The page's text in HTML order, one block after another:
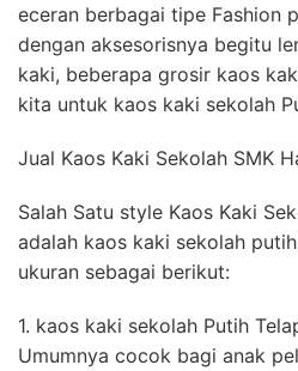
eceran berbagai tipe Fashion
dengan aksesorisnya begitu
kaki, beberapa grosir kaos
kita untuk kaos kaki sekolah
Jual Kaos Kaki Sekolah SMK
Salah Satu style Kaos Kaki
adalah kaos kaki sekolah
ukuran sebagai berikut:
1. kaos kaki sekolah Putih
Umumnya cocok bagi anak